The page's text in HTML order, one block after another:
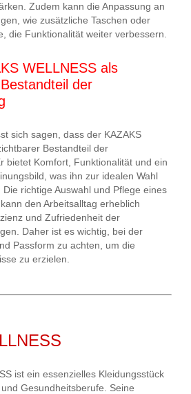
Zudem kann die Anpassung an
wie zusätzliche Taschen oder
die Funktionalität weiter verbessern.
WELLNESS als
der
sich sagen, dass der KAZAKS
Bestandteil der
bietet Komfort, Funktionalität und ein
was ihn zur idealen Wahl
richtige Auswahl und Pflege eines
den Arbeitsalltag erheblich
und Zufriedenheit der
Daher ist es wichtig, bei der
Passform zu achten, um die
zu erzielen.
ist ein essenzielles Kleidungsstück
Gesundheitsberufe. Seine